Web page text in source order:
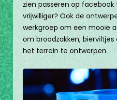
zien passeren op
vrijwilliger? Ook de
werkgroep om een mooie
om broodzakken,
het terrein te ontwerpen.